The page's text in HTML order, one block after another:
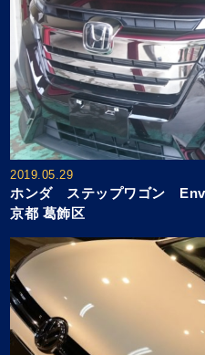
2019.05.29
ホンダ ステップワゴン
京都 葛飾区